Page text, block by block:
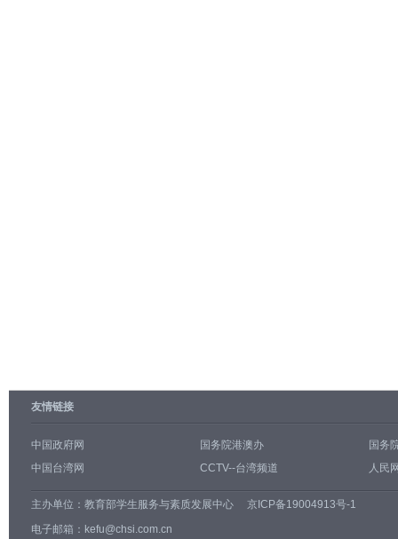
友情链接
中国政府网 国务院港澳办
国务
中国台湾网
CCTV--台湾频道 人民
主办单位： 教育部学生服务与素质发展中心
京ICP备19004913号-1
电子邮箱：kefu@chsi.com.cn